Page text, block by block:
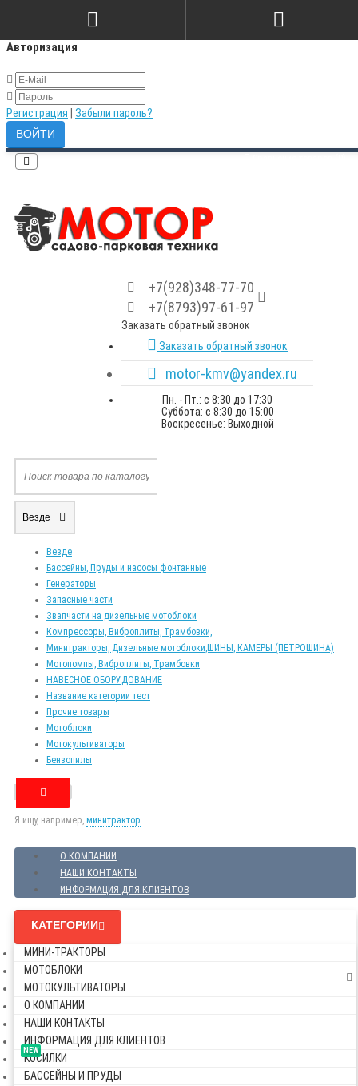
Авторизация
Регистрация Забыли пароль?
+7(928)348-77-70
+7(8793)97-61-97
Заказать обратный звонок
Заказать обратный звонок
motor-kmv@yandex.ru
Пн. - Пт.: с 8:30 до 17:30
Суббота: с 8:30 до 15:00
Воскресенье: Выходной
Везде
Везде
Бассейны, Пруды и насосы фонтанные
Генераторы
Запасные части
Звапчасти на дизельные мотоблоки
Компрессоры, Виброплиты, Трамбовки,
Минитракторы, Дизельные мотоблоки,ШИНЫ, КАМЕРЫ (ПЕТРОШИНА)
Мотопомпы, Виброплиты, Трамбовки
НАВЕСНОЕ ОБОРУДОВАНИЕ
Название категории тест
Прочие товары
Мотоблоки
Мотокультиваторы
Бензопилы
Я ищу, например, минитрактор
О КОМПАНИИ
НАШИ КОНТАКТЫ
ИНФОРМАЦИЯ ДЛЯ КЛИЕНТОВ
КАТЕГОРИИ
МИНИ-ТРАКТОРЫ
МОТОБЛОКИ
МОТОКУЛЬТИВАТОРЫ
О КОМПАНИИ
НАШИ КОНТАКТЫ
ИНФОРМАЦИЯ ДЛЯ КЛИЕНТОВ
NEW
КОСИЛКИ
БАССЕЙНЫ И ПРУДЫ